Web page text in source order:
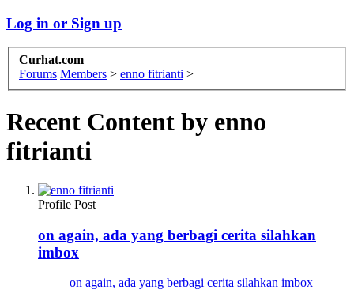
Log in or Sign up
Curhat.com
Forums Members > enno fitrianti >
Recent Content by enno
fitrianti
Profile Post
on again, ada yang berbagi cerita silahkan
imbox
on again, ada yang berbagi cerita silahkan imbox